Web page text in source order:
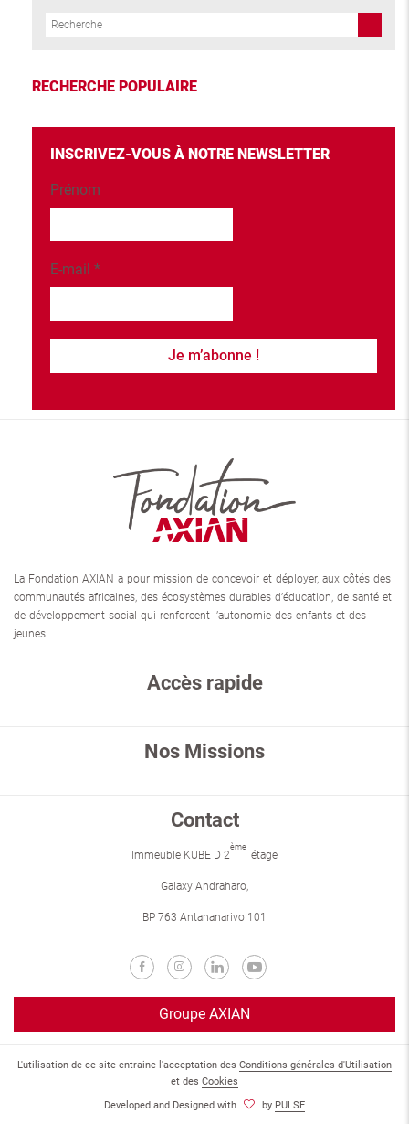
RECHERCHE POPULAIRE
INSCRIVEZ-VOUS À NOTRE NEWSLETTER
Prénom
E-mail *
La Fondation AXIAN a pour mission de concevoir et déployer, aux côtés des
communautés africaines, des écosystèmes durables d’éducation, de santé et
de développement social qui renforcent l’autonomie des enfants et des
jeunes.
Accès rapide
Nos Missions
Contact
Immeuble KUBE D 2
ème
étage
Galaxy Andraharo,
BP 763 Antananarivo 101
Groupe AXIAN
L'utilisation de ce site entraine l'acceptation des Conditions générales d'Utilisation
et des Cookies
Developed and Designed with
by PULSE